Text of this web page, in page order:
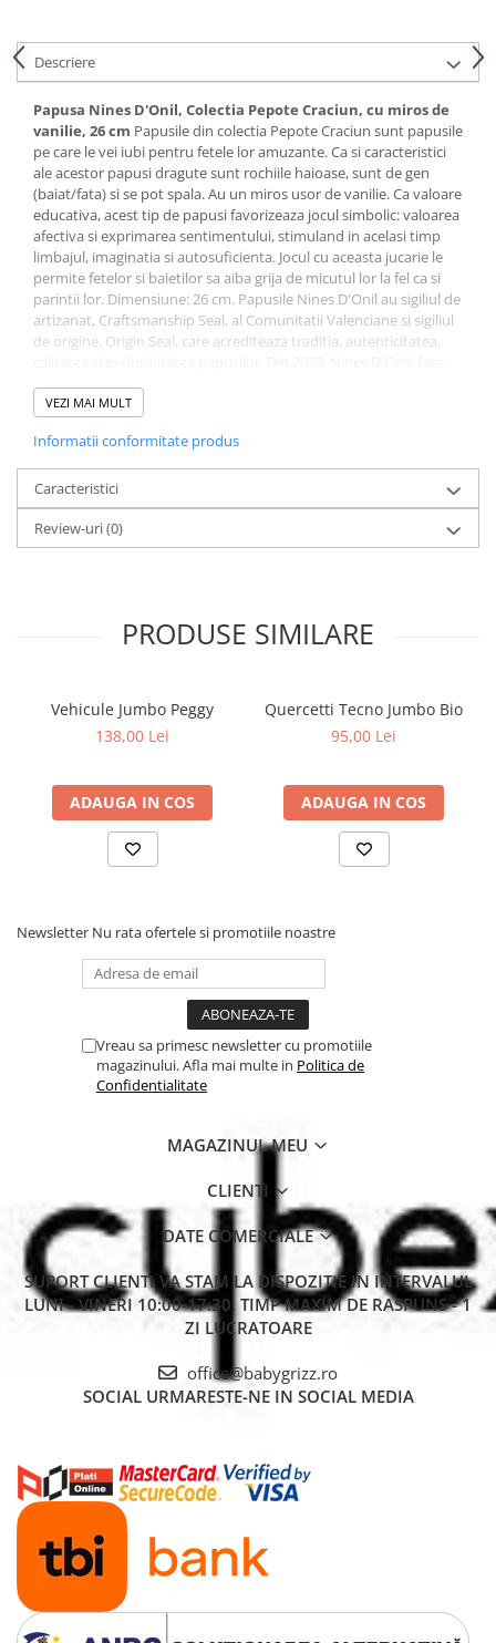
Descriere
Papusa Nines D'Onil, Colectia Pepote Craciun, cu miros de
vanilie, 26 cm Papusile din colectia Pepote Craciun sunt papusile
pe care le vei iubi pentru fetele lor amuzante. Ca si caracteristici
ale acestor papusi dragute sunt rochiile haioase, sunt de gen
(baiat/fata) si se pot spala. Au un miros usor de vanilie. Ca valoare
educativa, acest tip de papusi favorizeaza jocul simbolic: valoarea
afectiva si exprimarea sentimentului, stimuland in acelasi timp
limbajul, imaginatia si autosuficienta. Jocul cu aceasta jucarie le
permite fetelor si baietilor sa aiba grija de micutul lor la fel ca si
parintii lor. Dimensiune: 26 cm. Papusile Nines D'Onil au sigiliul de
artizanat, Craftsmanship Seal, al Comunitatii Valenciane si sigiliul
de origine, Origin Seal, care acrediteaza traditia, autenticitatea,
parte din Spanish Association of Early Childhood Products –
ASEPRI, care recunoaste brandul ca fiind 100% spaniol. Va rugam
manual. Detaliile si culorile accesoriilor si ale
imbracamintei pot fi diferite fata de cele din poza.Pentru
ca exista multe variatii al aceluiasi model in ceea ce
priveste accesoriile, fiind zeci de modele de imbracaminte,
putem garanta doar aceste caracteristici:
papusa cu limba scoasa,
papusa baietel,
VEZI MAI MULT
Informatii conformitate produs
Caracteristici
Review-uri(0)
PRODUSE SIMILARE
Vehicule Jumbo Peggy
138,00 Lei
ADAUGA IN COS
Quercetti Tecno Jumbo Bio
95,00 Lei
ADAUGA IN COS
Newsletter Nu rata ofertele si promotiile noastre
Vreau sa primesc newsletter cu promotiile
magazinului. Afla mai multe in Politica de
Confidentialitate
MAGAZINUL MEU
CLIENTI
DATE COMERCIALE
SUPORT CLIENTI VA STAM LA DISPOZITIE IN INTERVALUL
LUNI - VINERI 10:00-17:30. TIMP MAXIM DE RASPUNS - 1
ZI LUCRATOARE
office@babygrizz.ro
SOCIAL URMARESTE-NE IN SOCIAL MEDIA